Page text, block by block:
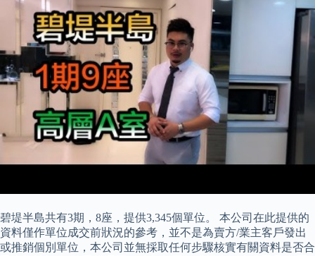
碧堤半島共有3期，8座，提供3,345個單位。 本公司在此提供的
資料僅作單位成交前狀況的參考，並不是為賣方/業主客戶發出
或推銷個別單位，本公司並無採取任何步驟核實有關資料是否合